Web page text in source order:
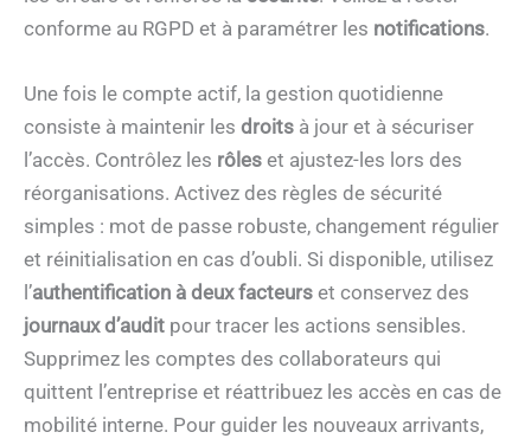
conforme au RGPD et à paramétrer les notifications.
Une fois le compte actif, la gestion quotidienne
consiste à maintenir les droits à jour et à sécuriser
l’accès. Contrôlez les rôles et ajustez-les lors des
réorganisations. Activez des règles de sécurité
simples : mot de passe robuste, changement régulier
et réinitialisation en cas d’oubli. Si disponible, utilisez
l’authentification à deux facteurs et conservez des
journaux d’audit pour tracer les actions sensibles.
Supprimez les comptes des collaborateurs qui
quittent l’entreprise et réattribuez les accès en cas de
mobilité interne. Pour guider les nouveaux arrivants,